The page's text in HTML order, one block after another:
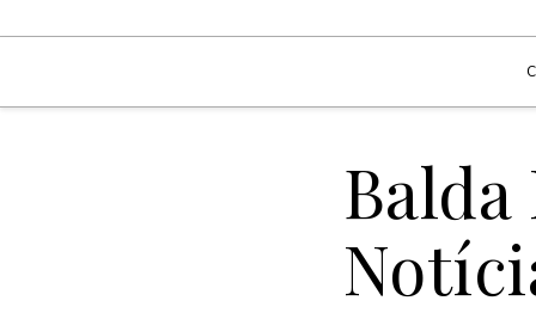
Balda